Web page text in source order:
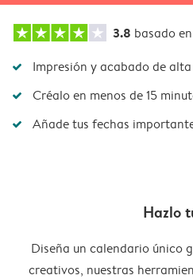
3.8 basado en
Impresión y acabado de
Créalo en menos de 15
Añade tus fechas
Hazlo
Diseña un calendario único
creativos, nuestras